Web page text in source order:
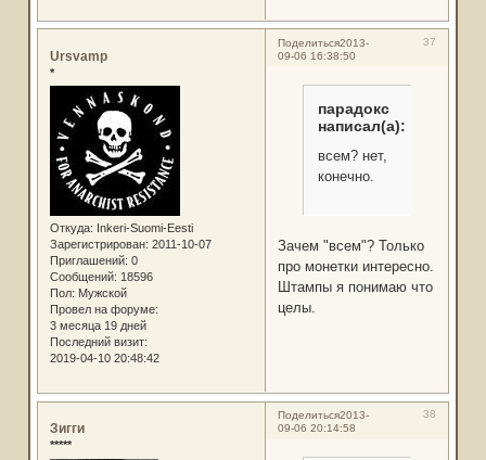
Поделиться 37
2013-
09-06 16:38:50
Ursvamp
*
Откуда: Inkeri-Suomi-Eesti
Зарегистрирован: 2011-10-07
Приглашений: 0
Сообщений: 18596
Пол: Мужской
Провел на форуме:
3 месяца 19 дней
Последний визит:
2019-04-10 20:48:42
парадокс
написал(а):
всем? нет,
конечно.
Зачем "всем"? Только
про монетки интересно.
Штампы я понимаю что
целы.
Поделиться 38
2013-
09-06 20:14:58
Зигги
*****